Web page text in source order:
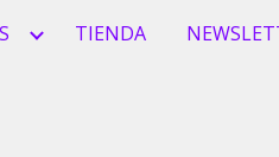
to navigation
TIENDA